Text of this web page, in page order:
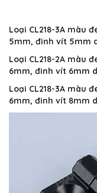
Loại CL218-3A màu
5mm, đinh vít 5mm
Loại CL218-2A màu
6mm, đinh vít 6mm
Loại CL218-3A màu
6mm, đinh vít 8mm